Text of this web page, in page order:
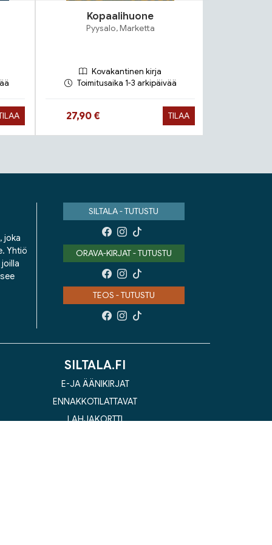
Kopaalihuone
Pyysalo, Marketta
Kovakantinen kirja
Toimitusaika 1-3 arkipäivää
Hinta nyt
27,90 € TILAA
joka
Yhtiö
SILTALA - TUTUSTU
ORAVA-KIRJAT - TUTUSTU
TEOS - TUTUSTU
SILTALA.FI
E-JA ÄÄNIKIRJAT
ENNAKKOTILATTAVAT
LAHJAKORTTI